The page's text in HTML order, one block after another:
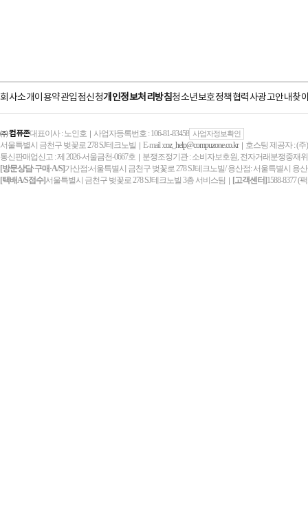
회사소개이용약관입점신청개인정보처리방침청소년보호정책협력사광고안내찾
㈜ 컴퓨존대표이사 : 노인호 ｜ 사업자등록번호 : 106-81-83458 사업자정보확인
서울특별시 금천구 벚꽃로 278 SJ테크노빌 ｜ E-mail :coz_help@compuzone.co.kr｜ 호스팅 제공자 : (
통신판매업신고 : 제 2026-서울금천-0667호 ｜ 분쟁조정기관 : 소비자보호원, 전자거래분쟁중재
[방문상담·구매·A/S]가산점:서울특별시 금천구 벚꽃로 278 SJ테크노빌/ 용산점: 서울특별시 용
[택배A/S접수]서울특별시 금천구 벚꽃로 278 SJ테크노빌 3층 서비스팀 ｜ [고객센터]1588-8377 (